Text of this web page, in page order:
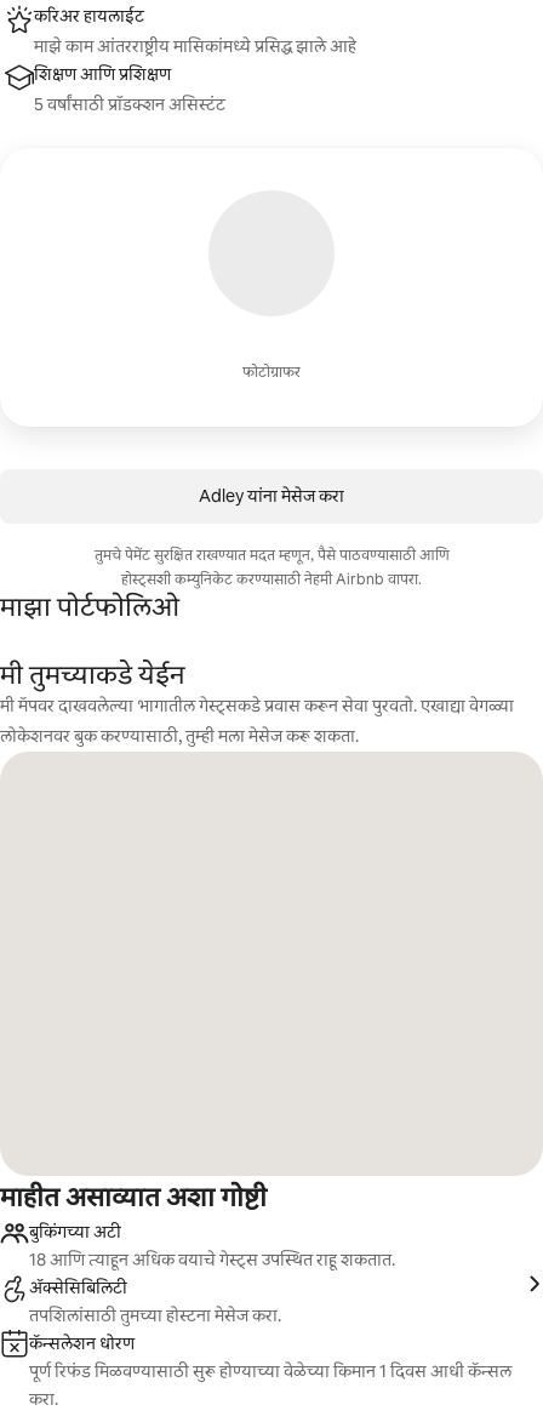
फोटोग्राफर
करिअर हायलाईट
माझे काम आंतरराष्ट्रीय मासिकांमध्ये प्रसिद्ध झाले आहे
शिक्षण आणि प्रशिक्षण
5 वर्षांसाठी प्रॉडक्शन असिस्टंट
Adley यांना मेसेज करा
तुमचे पेमेंट सुरक्षित राखण्यात मदत म्हणून, पैसे पाठवण्यासाठी आणि
होस्ट्सशी कम्युनिकेट करण्यासाठी नेहमी Airbnb वापरा.
माझा पोर्टफोलिओ
मी तुमच्याकडे येईन
मी मॅपवर दाखवलेल्या भागातील गेस्ट्सकडे प्रवास करून सेवा पुरवतो. एखाद्या वेगळ्या
लोकेशनवर बुक करण्यासाठी, तुम्ही मला मेसेज करू शकता.
माहीत असाव्यात अशा गोष्टी
बुकिंगच्या अटी
18 आणि त्याहून अधिक वयाचे गेस्ट्स उपस्थित राहू शकतात.
ॲक्सेसिबिलिटी
तपशिलांसाठी तुमच्या होस्टना मेसेज करा.
कॅन्सलेशन धोरण
पूर्ण रिफंड मिळवण्यासाठी सुरू होण्याच्या वेळेच्या किमान 1 दिवस आधी कॅन्सल
करा.